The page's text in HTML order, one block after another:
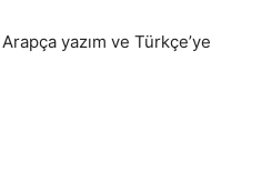
yazım ve Türkçe’ye